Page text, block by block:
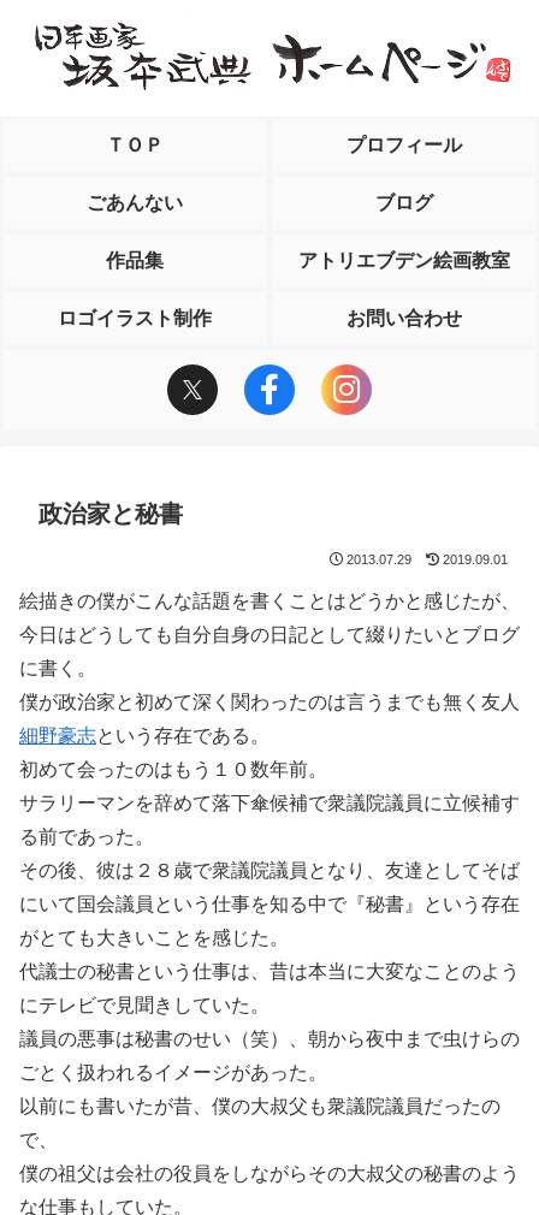
ＴＯＰ プロフィール
ごあんない ブログ
作品集 アトリエブデン絵画教室
ロゴイラスト制作 お問い合わせ
政治家と秘書
2013.07.29 2019.09.01
絵描きの僕がこんな話題を書くことはどうかと感じたが、
今日はどうしても自分自身の日記として綴りたいとブログ
に書く。
僕が政治家と初めて深く関わったのは言うまでも無く友人
細野豪志という存在である。
初めて会ったのはもう１０数年前。
サラリーマンを辞めて落下傘候補で衆議院議員に立候補す
る前であった。
その後、彼は２８歳で衆議院議員となり、友達としてそば
にいて国会議員という仕事を知る中で『秘書』という存在
がとても大きいことを感じた。
代議士の秘書という仕事は、昔は本当に大変なことのよう
にテレビで見聞きしていた。
議員の悪事は秘書のせい（笑）、朝から夜中まで虫けらの
ごとく扱われるイメージがあった。
以前にも書いたが昔、僕の大叔父も衆議院議員だったの
で、
僕の祖父は会社の役員をしながらその大叔父の秘書のよう
な仕事もしていた。